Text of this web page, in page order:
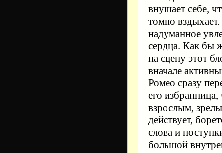
внушает себе,
томно
надуманное
сердца. Как бы
на сцену этот
вначале
Ромео сразу
его избранница,
взрослым,
действует,
слова и
большой